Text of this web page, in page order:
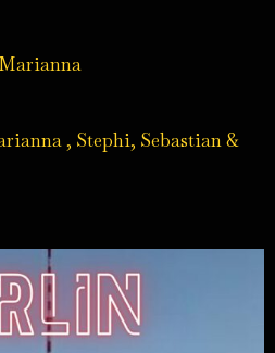
, Stephi, Sebastian &